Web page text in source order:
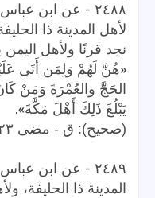
٢٤٨٨ - عن ابن
لأهل المدينة ذا
نجد قرنًا ولأهل اليمن
«هُنَّ لَهُمْ وَلِمَن أَتَى
الحَجَّ والعُمْرَةَ وَمَنْ
يَبْلُغَ ذَلِكَ أَهْلَ مَكَّةَ».
(صحيح): ق - مضى ١٢٣ - ١٢٤ [٢٤٨٥]
٢٤٨٩ - عن ابن
المدينة ذا الحليفة،